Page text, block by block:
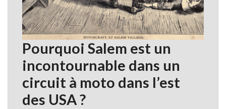
Pourquoi Salem est un
incontournable dans un
circuit à moto dans l’est
des USA ?